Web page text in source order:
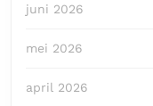
juni 2026
mei 2026
april 2026